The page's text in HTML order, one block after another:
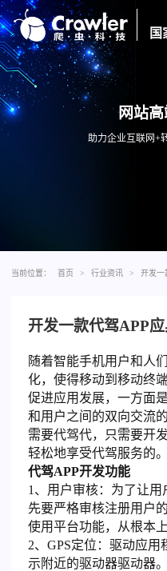
国
网站
助力企业互联网+
当前位置： 首页 > 行业资讯 > 开发一
开发一款代驾APP
随着智能手机用户和人
化，使得移动到移动终
促进应用发展，一方面
和用户之间的双向交流
需要代驾代，只需要开
轻松地享受代驾服务的。
代驾APP开发功能
1、用户审核：为了让
先要严格审核注册用户
使用平台功能，从根本
2、GPS定位：驱动应
示附近的驱动器驱动器